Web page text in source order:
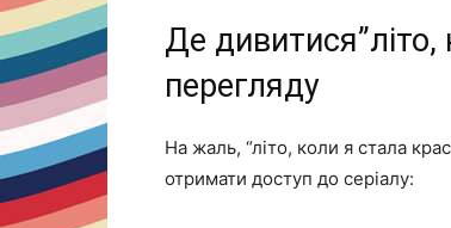
Де
перегляду
На жаль, “літо, коли я стала
отримати доступ до серіалу: